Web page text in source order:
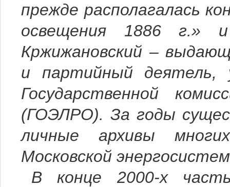
прежде располагалась
освещения 1886 г.»
Кржижановский –
и партийный деятель,
Государственной
(ГОЭЛРО). За годы
личные архивы
Московской
В конце 2000-х